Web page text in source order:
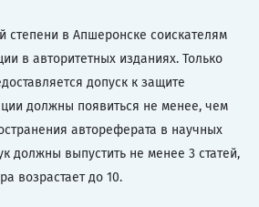
степени в Апшеронске соискателям
в авторитетных изданиях. Только
допуск к защите
должны появиться не менее, чем
автореферата в научных
должны выпустить не менее 3 статей,
возрастает до 10.